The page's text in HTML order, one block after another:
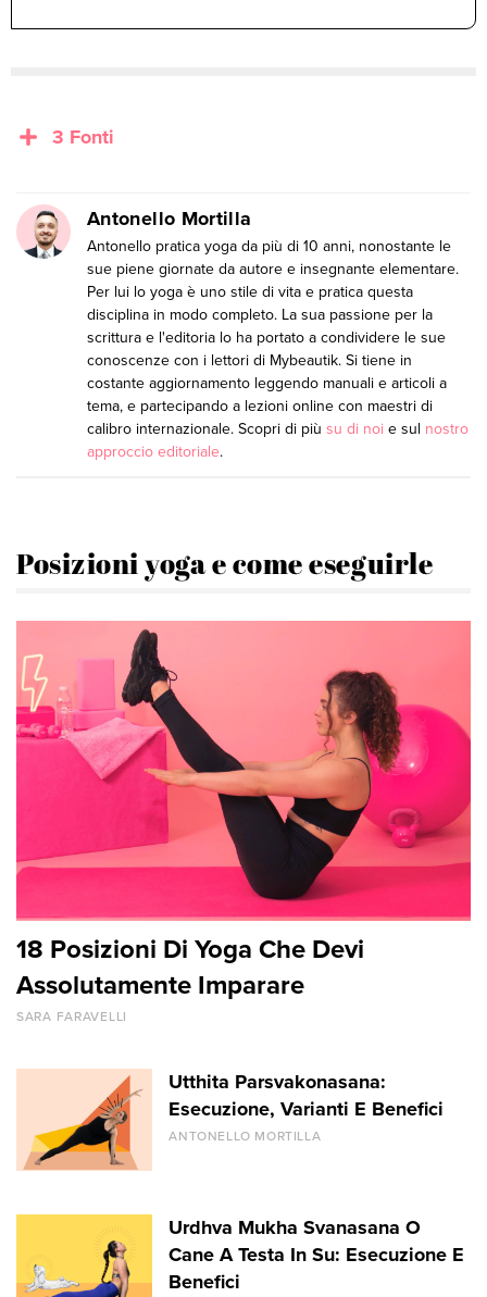
3 Fonti
Antonello Mortilla
Antonello pratica yoga da più di 10 anni, nonostante le
sue piene giornate da autore e insegnante elementare.
Per lui lo yoga è uno stile di vita e pratica questa
disciplina in modo completo. La sua passione per la
scrittura e l'editoria lo ha portato a condividere le sue
conoscenze con i lettori di Mybeautik. Si tiene in
costante aggiornamento leggendo manuali e articoli a
tema, e partecipando a lezioni online con maestri di
calibro internazionale. Scopri di più su di noi e sul nostro
approccio editoriale.
Posizioni yoga e come eseguirle
18 Posizioni Di Yoga Che Devi
Assolutamente Imparare
SARA FARAVELLI
Utthita Parsvakonasana:
Esecuzione, Varianti E Benefici
ANTONELLO MORTILLA
Urdhva Mukha Svanasana O
Cane A Testa In Su: Esecuzione E
Benefici